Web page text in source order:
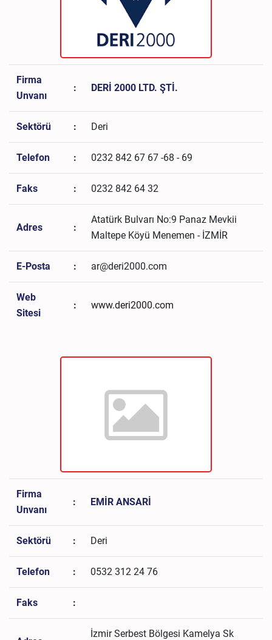
Firma
Unvanı
: DERİ 2000 LTD. ŞTİ.
Sektörü : Deri
Telefon : 0232 842 67 67 -68 - 69
Faks : 0232 842 64 32
Adres :
Atatürk Bulvarı No:9 Panaz Mevkii
Maltepe Köyü Menemen - İZMİR
E-Posta : ar@deri2000.com
Web
Sitesi
: www.deri2000.com
Firma
Unvanı
: EMİR ANSARİ
Sektörü : Deri
Telefon : 0532 312 24 76
Faks :
İzmir Serbest Bölgesi Kamelya Sk